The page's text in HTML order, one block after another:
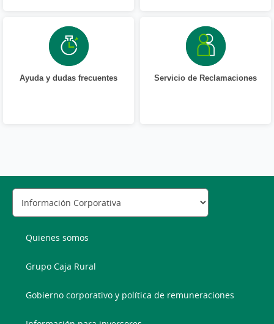
Ayuda y dudas frecuentes Servicio de Reclamaciones
Quienes somos
Grupo Caja Rural
Gobierno corporativo y política de remuneraciones